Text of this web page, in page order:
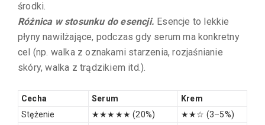
środki.
Różnica w stosunku do esencji. Esencje to lekkie
płyny nawilżające, podczas gdy serum ma konkretny
cel (np. walka z oznakami starzenia, rozjaśnianie
skóry, walka z trądzikiem itd.).
Cecha Serum
Krem
Stężenie
★★★★★ (20%)
★★☆ (3–5%)